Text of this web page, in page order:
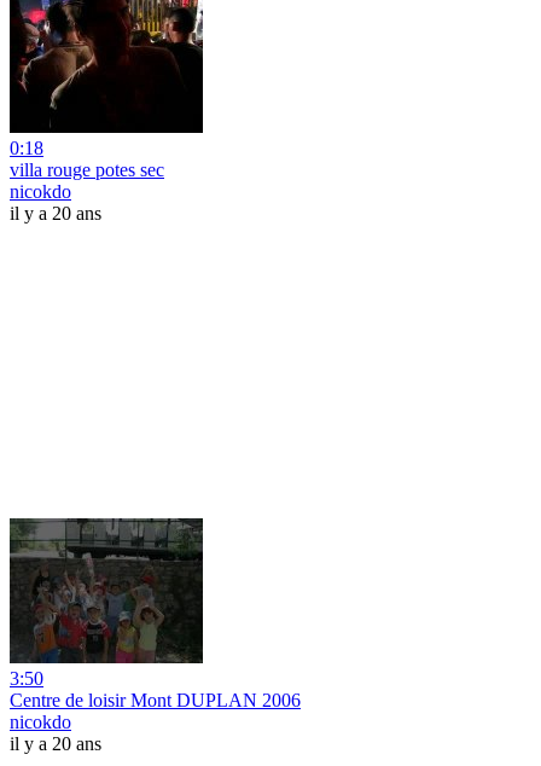
0:18
villa rouge potes sec
nicokdo
il y a 20 ans
3:50
Centre de loisir Mont DUPLAN 2006
nicokdo
il y a 20 ans